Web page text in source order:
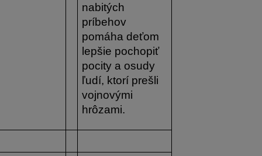
nabitých
príbehov
pomáha deťom
lepšie pochopiť
pocity a osudy
ľudí, ktorí prešli
vojnovými
hrôzami.